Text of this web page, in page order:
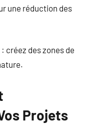
une réduction des
créez des zones de
Projets